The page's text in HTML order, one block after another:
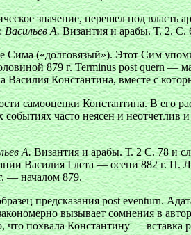
значение, перешел под
Васильев А.Византия и арабы. Т. 2. С.
(«долговязый»). Этот Сим
879 г. Terminus post quern —
Василия Константина, вместе с
самооценки Константина. В
событиях часто неясен и
А.Византия и арабы. Т. 2 С. 78 и
Василия I лета — осени 882 г. П.
— началом 879.
предсказания post eventurn.
вызывает сомнения в
похвала Константину — вставка